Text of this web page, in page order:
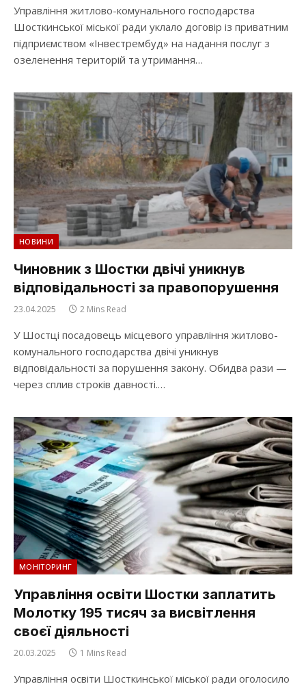
Управління житлово-комунального господарства
Шосткинської міської ради уклало договір із приватним
підприємством «Інвестрембуд» на надання послуг з
озеленення територій та утримання…
НОВИНИ
Чиновник з Шостки двічі уникнув
відповідальності за правопорушення
23.04.2025 2 Mins Read
У Шостці посадовець місцевого управління житлово-
комунального господарства двічі уникнув
відповідальності за порушення закону. Обидва рази —
через сплив строків давності.…
МОНІТОРИНГ
Управління освіти Шостки заплатить
Молотку 195 тисяч за висвітлення
своєї діяльності
20.03.2025 1 Mins Read
Управління освіти Шосткинської міської ради оголосило